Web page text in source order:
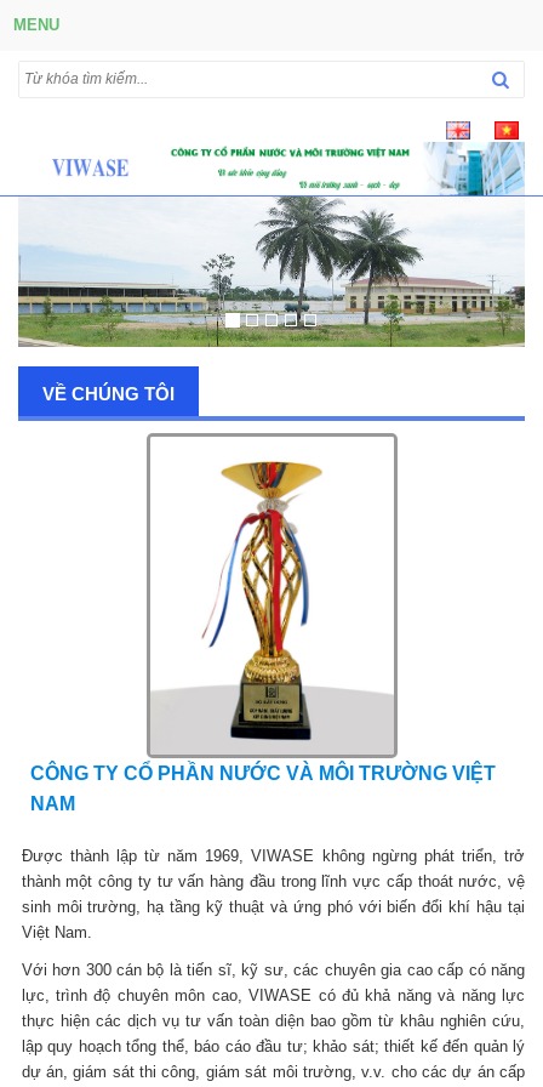
MENU
VỀ CHÚNG TÔI
CÔNG TY CỔ PHẦN NƯỚC VÀ MÔI TRƯỜNG VIỆT
NAM
Được thành lập từ năm 1969, VIWASE không ngừng phát triển, trở
thành một công ty tư vấn hàng đầu trong lĩnh vực cấp thoát nước, vệ
sinh môi trường, hạ tầng kỹ thuật và ứng phó với biến đổi khí hậu tại
Việt Nam.
Với hơn 300 cán bộ là tiến sĩ, kỹ sư, các chuyên gia cao cấp có năng
lực, trình độ chuyên môn cao, VIWASE có đủ khả năng và năng lực
thực hiện các dịch vụ tư vấn toàn diện bao gồm từ khâu nghiên cứu,
lập quy hoạch tổng thể, báo cáo đầu tư; khảo sát; thiết kế đến quản lý
dự án, giám sát thi công, giám sát môi trường, v.v. cho các dự án cấp